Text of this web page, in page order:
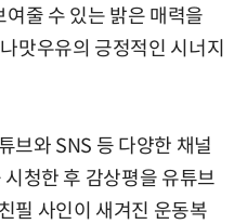
줄 수 있는 밝은 매력을
맛우유의 긍정적인 시너지
브와 SNS 등 다양한 채널
청한 후 감상평을 유튜브
필 사인이 새겨진 운동복